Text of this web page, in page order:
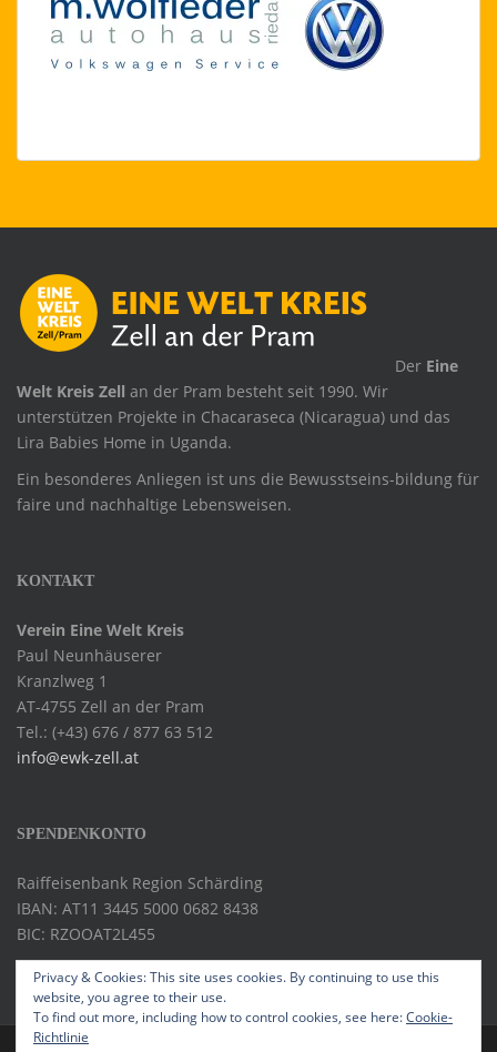
Der Eine
Welt Kreis Zell an der Pram besteht seit 1990. Wir
unterstützen Projekte in Chacaraseca (Nicaragua) und das
Lira Babies Home in Uganda.
Ein besonderes Anliegen ist uns die Bewusstseins-bildung für
faire und nachhaltige Lebensweisen.
KONTAKT
Verein Eine Welt Kreis
Paul Neunhäuserer
Kranzlweg 1
AT-4755 Zell an der Pram
Tel.: (+43) 676 / 877 63 512
info@ewk-zell.at
SPENDENKONTO
Raiffeisenbank Region Schärding
IBAN: AT11 3445 5000 0682 8438
BIC: RZOOAT2L455
Privacy & Cookies: This site uses cookies. By continuing to use this
website, you agree to their use.
To find out more, including how to control cookies, see here:Cookie-
Richtlinie